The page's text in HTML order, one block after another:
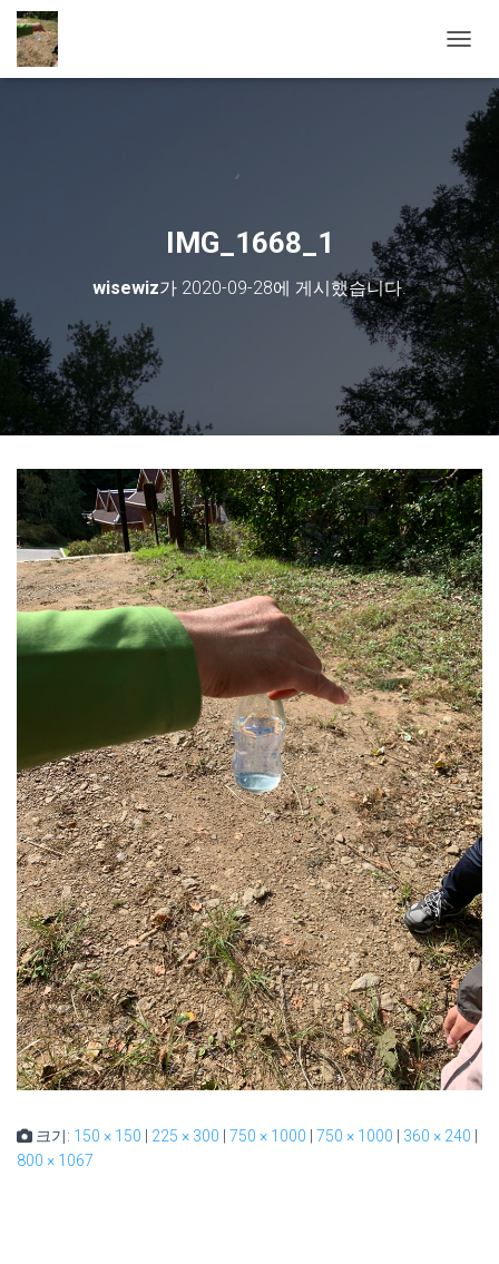
IMG_1668_1
wisewiz가 2020-09-28에 게시했습니다.
크기: 150 × 150 | 225 × 300 | 750 × 1000 | 750 × 1000 | 360 × 240 |
800 × 1067